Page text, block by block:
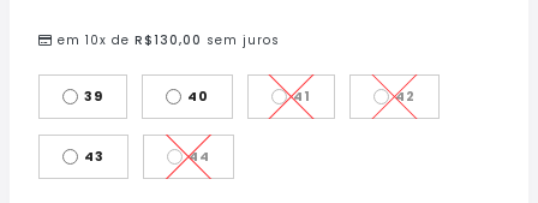
em 10x de R$ 130,00 sem juros
39 40 41 42
43 44